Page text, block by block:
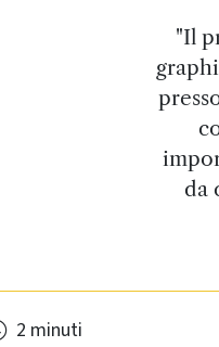
"Il
da
2 minuti